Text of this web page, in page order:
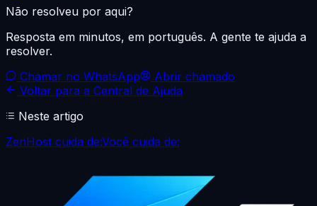
Não resolveu por aqui?
Resposta em minutos, em português. A gente te ajuda a
resolver.
Chamar no WhatsApp
Abrir chamado
Voltar para a Central de Ajuda
Neste artigo
ZenHost cuida de:Você cuida de: